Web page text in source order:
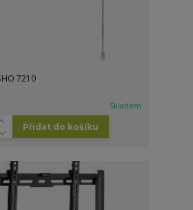
7210
Skladem
Přidat do košíku